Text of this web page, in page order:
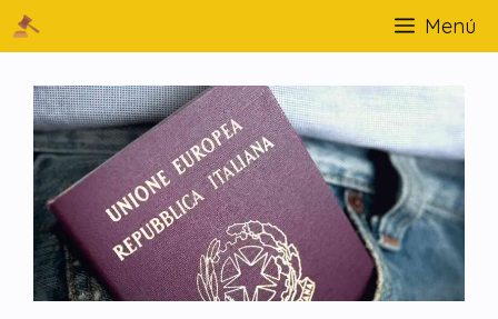
Menú